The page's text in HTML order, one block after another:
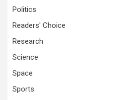
Politics
Readers' Choice
Research
Science
Space
Sports